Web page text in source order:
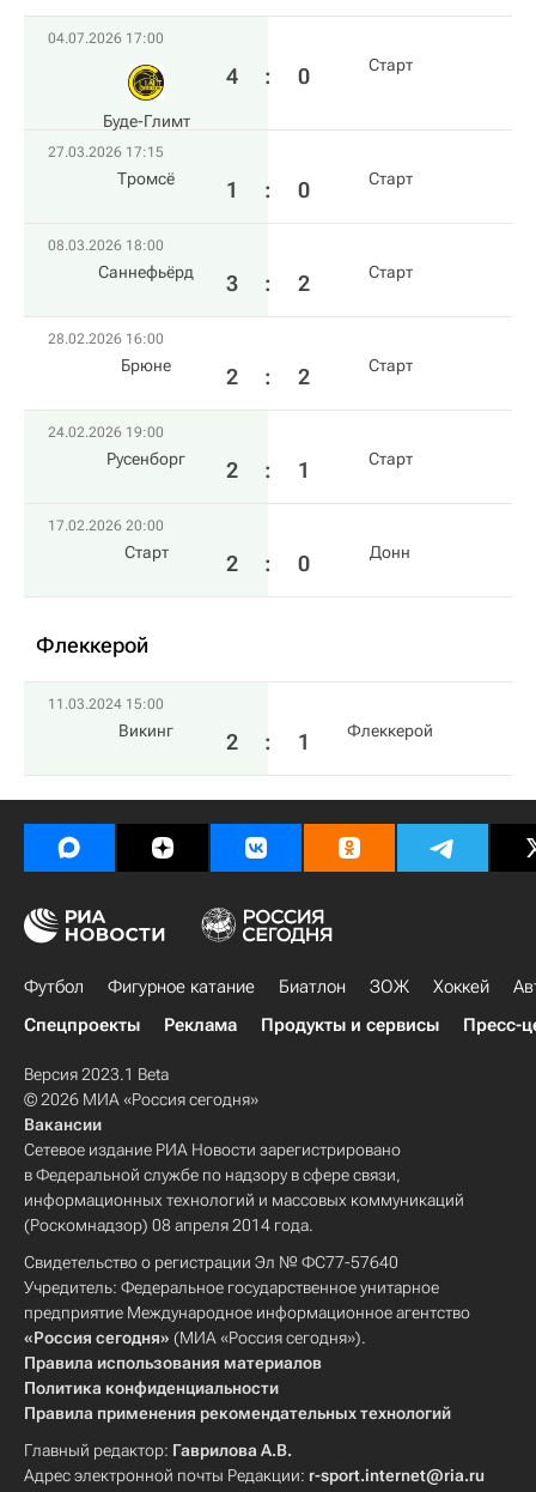
04.07.2026 17:00
Буде-Глимт
4 : 0 Старт
27.03.2026 17:15
Тромсё 1 : 0 Старт
08.03.2026 18:00
Саннефьёрд 3 : 2 Старт
28.02.2026 16:00
Брюне 2 : 2 Старт
24.02.2026 19:00
Русенборг 2 : 1 Старт
17.02.2026 20:00
Старт 2 : 0 Донн
Флеккерой
11.03.2024 15:00
Викинг 2 : 1 Флеккерой
Футбол Фигурное катание Биатлон ЗОЖ Хоккей
Спецпроекты
Реклама Продукты и сервисы Пресс-
Версия 2023.1 Beta
© 2026 МИА «Россия сегодня»
Вакансии
Сетевое издание РИА Новости зарегистрировано
в Федеральной службе по надзору в сфере связи,
информационных технологий и массовых коммуникаций
(Роскомнадзор) 08 апреля 2014 года.
Свидетельство о регистрации Эл № ФС77-57640
Учредитель: Федеральное государственное унитарное
предприятие Международное информационное агентство
«Россия сегодня» (МИА «Россия сегодня»).
Правила использования материалов
Политика конфиденциальности
Правила применения рекомендательных технологий
Главный редактор: Гаврилова А.В.
Адрес электронной почты Редакции: r-sport.internet@ria.ru